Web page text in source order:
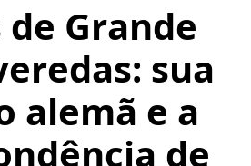
Grande
sua
alemã e a
de